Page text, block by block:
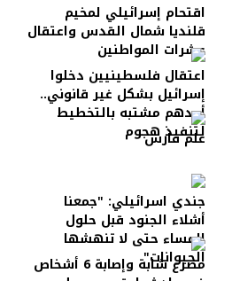
اقتحام إسرائيلي لمخيم
قلنديا شمال القدس واعتقال
عشرات المواطنين
اعتقال فلسطينيين دخلوا
إسرائيل بشكل غير قانوني..
أحدهم مشتبه بالتخطيط
لتنفيذ هجوم
علم فارس
جندي اسرائيلي: "جمعنا
أشلاء الجنود قبل حلول
المساء حتى لا تنهشها
الحيوانات" مصرع شابة وإصابة 6 أشخاص